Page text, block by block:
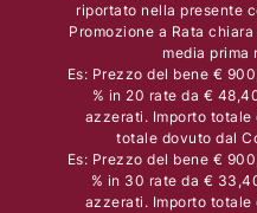
riportato nella presente
Promozione a Rata
media prima
Es: Prezzo del bene €
% in 20 rate da €
azzerati. Importo
totale dovuto dal
Es: Prezzo del bene €
% in 30 rate da €
azzerati. Importo